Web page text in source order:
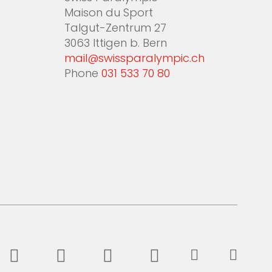
Maison du Sport
Talgut-Zentrum 27
3063 Ittigen b. Bern
mail@swissparalympic.ch
Phone 031 533 70 80